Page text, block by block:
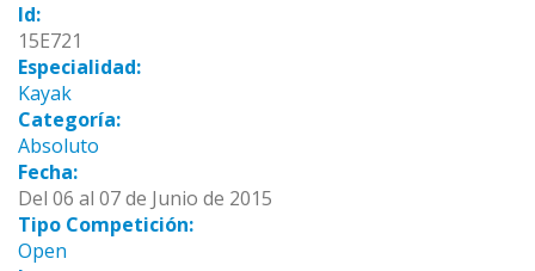
Id:
15E721
Especialidad:
Kayak
Categoría:
Absoluto
Fecha:
Del 06 al 07 de Junio de 2015
Tipo Competición:
Open